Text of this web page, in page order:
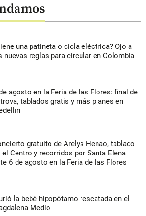
una patineta o cicla eléctrica? Ojo a
nuevas reglas para circular en Colombia
agosto en la Feria de las Flores: final de
trova, tablados gratis y más planes en
gratuito de Arelys Henao, tablado
el Centro y recorridos por Santa Elena
6 de agosto en la Feria de las Flores
la bebé hipopótamo rescatada en el
Medio